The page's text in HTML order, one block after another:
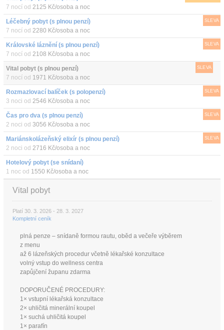
7 nocí od 2125 Kč/osoba a noc
Léčebný pobyt (s plnou penzí)
7 nocí od 2280 Kč/osoba a noc
SLEVA
Královské láznění (s plnou penzí)
7 nocí od 2108 Kč/osoba a noc
SLEVA
Vital pobyt (s plnou penzí)
7 nocí od 1971 Kč/osoba a noc
SLEVA
Rozmazlovací balíček (s polopenzí)
3 noci od 2546 Kč/osoba a noc
SLEVA
Čas pro dva (s plnou penzí)
2 noci od 3056 Kč/osoba a noc
SLEVA
Mariánskolázeňský elixír (s plnou penzí)
2 noci od 2716 Kč/osoba a noc
SLEVA
Hotelový pobyt (se snídaní)
1 noc od 1550 Kč/osoba a noc
Vital pobyt
Platí 30. 3. 2026 - 28. 3. 2027
Kompletní ceník
plná penze – snídaně formou rautu, oběd a večeře výběrem
z menu
až 6 lázeňských procedur včetně lékařské konzultace
volný vstup do wellness centra
zapůjčení županu zdarma
DOPORUČENÉ PROCEDURY:
1× vstupní lékařská konzultace
2× uhličitá minerální koupel
1× suchá uhličitá koupel
1× parafín